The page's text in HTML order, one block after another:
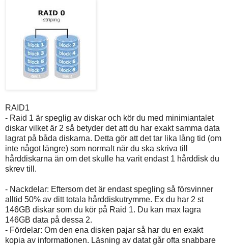
RAID1
- Raid 1 är speglig av diskar och kör du med minimiantalet
diskar vilket är 2 så betyder det att du har exakt samma data
lagrat på båda diskarna. Detta gör att det tar lika lång tid (om
inte något längre) som normalt när du ska skriva till
hårddiskarna än om det skulle ha varit endast 1 hårddisk du
skrev till.
- Nackdelar: Eftersom det är endast spegling så försvinner
alltid 50% av ditt totala hårddiskutrymme. Ex du har 2 st
146GB diskar som du kör på Raid 1. Du kan max lagra
146GB data på dessa 2.
- Fördelar: Om den ena disken pajar så har du en exakt
kopia av informationen. Läsning av datat går ofta snabbare